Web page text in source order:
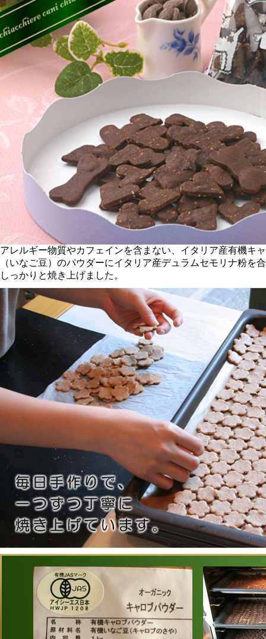
アレルギー物質やカフェインを含まない、イタリア産有機キ
（いなご豆）のパウダーにイタリア産デュラムセモリナ粉を
しっかりと焼き上げました。